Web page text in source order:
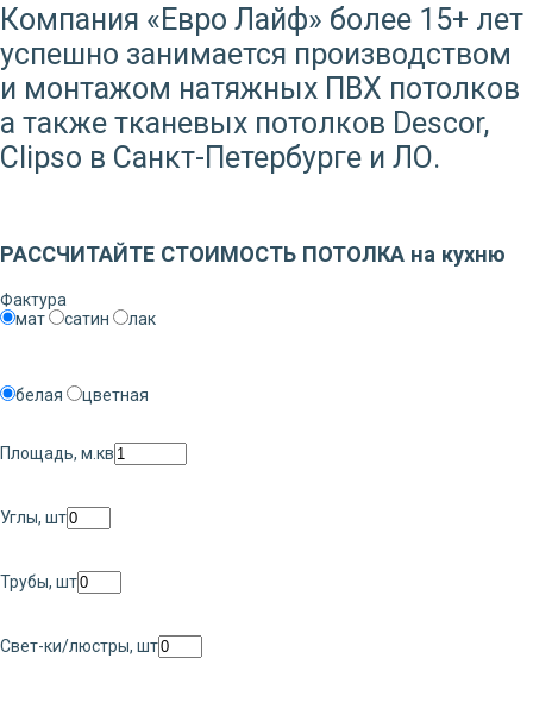
Компания «Евро Лайф» более 15+ лет
успешно занимается производством
и монтажом натяжных ПВХ потолков
а также тканевых потолков Descor,
Clipso в Санкт-Петербурге и ЛО.
РАССЧИТАЙТЕ СТОИМОСТЬ ПОТОЛКА на кухню
Фактура
мат
сатин лак
белая цветная
Площадь, м.кв
Углы, шт
Трубы, шт
Свет-ки/люстры, шт